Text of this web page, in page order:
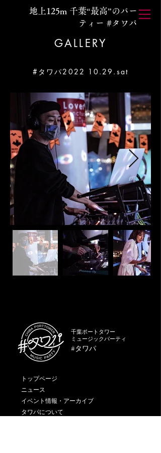
地上125m 千葉“最高”のパー
ティー #タワパ
GALLERY
#タワパ2022 10.29.sat
千葉ポートタワー
ミュージックパーティ
#タワパ
トップページ
ニュース
イベント情報・アーカイブ
タワパについて